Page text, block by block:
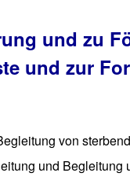
und zu
und zur
von
und Begleitung